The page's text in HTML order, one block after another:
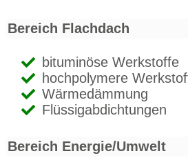
Bereich Flachdach
bituminöse Werkstoffe
hochpolymere
Wärmedämmung
Flüssigabdichtungen
Bereich Energie/Umwelt